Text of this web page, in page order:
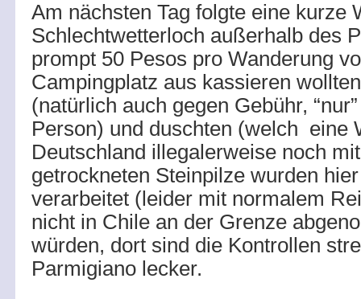
Am nächsten Tag folgte eine kurze
Schlechtwetterloch außerhalb des
prompt 50 Pesos pro Wanderung
Campingplatz aus kassieren
(natürlich auch gegen Gebühr,
Person) und duschten (welch eine
Deutschland illegalerweise noch
getrockneten Steinpilze wurden
verarbeitet (leider mit normalem
nicht in Chile an der Grenze
würden, dort sind die Kontrollen
Parmigiano lecker.